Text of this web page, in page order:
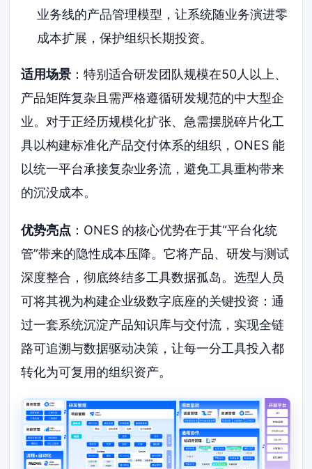
业务线的产品管理模型，让系统随业务演进零
成本扩展，保护组织长期投资。
适用场景 ：特别适合研发团队规模在50人以上、
产品矩阵复杂且需严格遵循研发规范的中大型企
业。对于正经历规模化扩张、急需摆脱碎片化工
具以构建标准化产品交付体系的组织，ONES 能
以统一平台承接复杂业务流，避免工具重构带来
的沉没成本。
优势亮点 ：ONES 的核心优势在于其“平台化统
管”带来的隐性成本压降。它将产品、研发与测试
深度整合，彻底终结多工具数据孤岛。选型人员
可将其视为构建企业级数字底座的关键投资：通
过一套系统沉淀产品知识库与交付流，实现全链
路可追溯与数据驱动决策，让每一分工具投入都
转化为可复用的组织资产。